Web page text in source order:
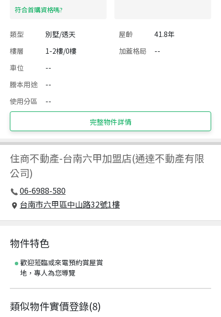
​符合首購資格嗎?
類型 別墅/透天 屋齡
41.8年
樓層
1-2樓/0樓 加蓋格局
--
車位
--
謄本用途
--
使用分區
--
完整物件詳情
住商不動產-台南六甲加盟店(通達不動產有限
公司)
06-6988-580
台南市六甲區中山路32號1樓
物件特色
歡迎蒞臨或來電預約賞屋賞
地，專人為您導覽
類似物件實價登錄(8)